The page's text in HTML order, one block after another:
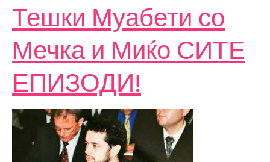
Тешки Муабети со
Мечка и Миќо СИТЕ
ЕПИЗОДИ!